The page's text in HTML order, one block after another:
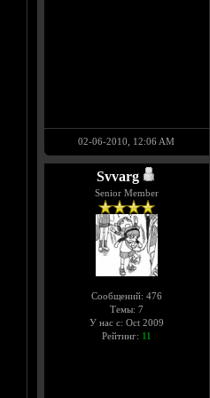
02-06-2010, 12:06 AM
Svvarg
Senior Member
Сообщений: 476
Темы: 7
У нас с: Oct 2009
Рейтинг: 11